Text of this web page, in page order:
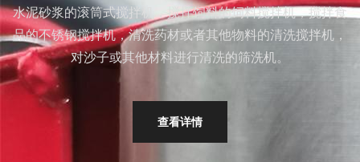
水泥砂浆的滚筒式搅拌机，搅拌饲料的饲料搅拌机，搅拌食
品的不锈钢搅拌机，清洗药材或者其他物料的清洗搅拌机，
对沙子或其他材料进行清洗的筛洗机。
查看详情